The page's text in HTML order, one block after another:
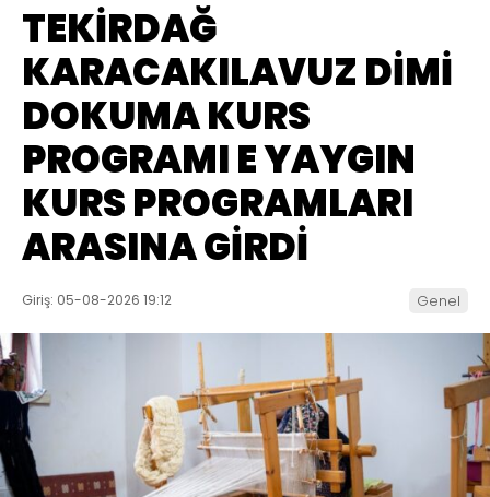
TEKİRDAĞ
KARACAKILAVUZ DİMİ
DOKUMA KURS
PROGRAMI E YAYGIN
KURS PROGRAMLARI
ARASINA GİRDİ
Giriş: 05-08-2026 19:12 Genel